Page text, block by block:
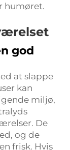
humøret.
god
at slappe
kan
miljø,
De
og de
frisk. Hvis